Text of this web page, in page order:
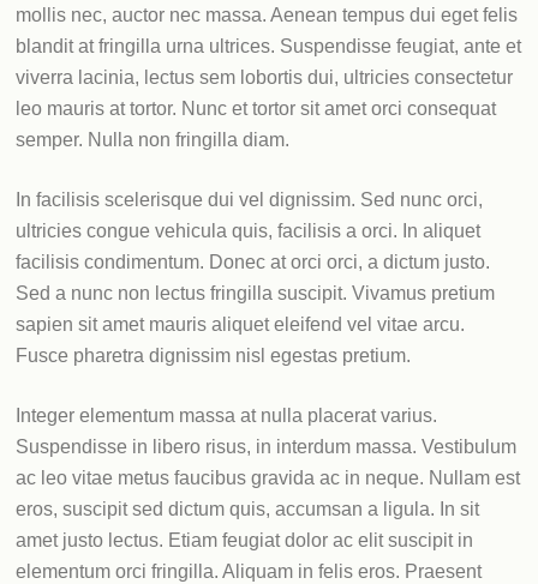
mollis nec, auctor nec massa. Aenean tempus dui eget felis
blandit at fringilla urna ultrices. Suspendisse feugiat, ante et
viverra lacinia, lectus sem lobortis dui, ultricies consectetur
leo mauris at tortor. Nunc et tortor sit amet orci consequat
semper. Nulla non fringilla diam.
In facilisis scelerisque dui vel dignissim. Sed nunc orci,
ultricies congue vehicula quis, facilisis a orci. In aliquet
facilisis condimentum. Donec at orci orci, a dictum justo.
Sed a nunc non lectus fringilla suscipit. Vivamus pretium
sapien sit amet mauris aliquet eleifend vel vitae arcu.
Fusce pharetra dignissim nisl egestas pretium.
Integer elementum massa at nulla placerat varius.
Suspendisse in libero risus, in interdum massa. Vestibulum
ac leo vitae metus faucibus gravida ac in neque. Nullam est
eros, suscipit sed dictum quis, accumsan a ligula. In sit
amet justo lectus. Etiam feugiat dolor ac elit suscipit in
elementum orci fringilla. Aliquam in felis eros. Praesent